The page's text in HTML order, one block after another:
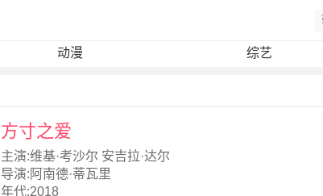
动漫 综艺
方寸之爱
主演:维基·考沙尔 安吉拉·达尔
导演: 阿南德·蒂瓦里
年代:2018